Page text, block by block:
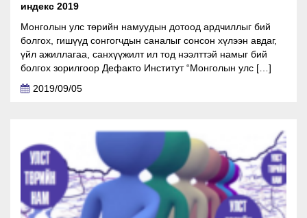
индекс 2019
Монголын улс төрийн намуудын дотоод ардчиллыг бий
болгох, гишүүд сонгогчдын саналыг сонсон хүлээн авдаг,
үйл ажиллагаа, санхүүжилт ил тод нээлттэй намыг бий
болгох зорилгоор Дефакто Институт “Монголын улс […]
2019/09/05